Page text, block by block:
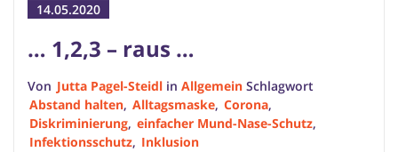
14.05.2020
… 1,2,3 – raus …
Von Jutta Pagel-Steidl in Allgemein Schlagwort
Abstand halten, Alltagsmaske, Corona,
Diskriminierung, einfacher Mund-Nase-Schutz,
Infektionsschutz, Inklusion